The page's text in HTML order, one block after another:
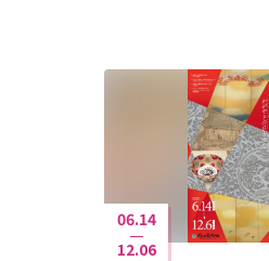
06.14
12.06